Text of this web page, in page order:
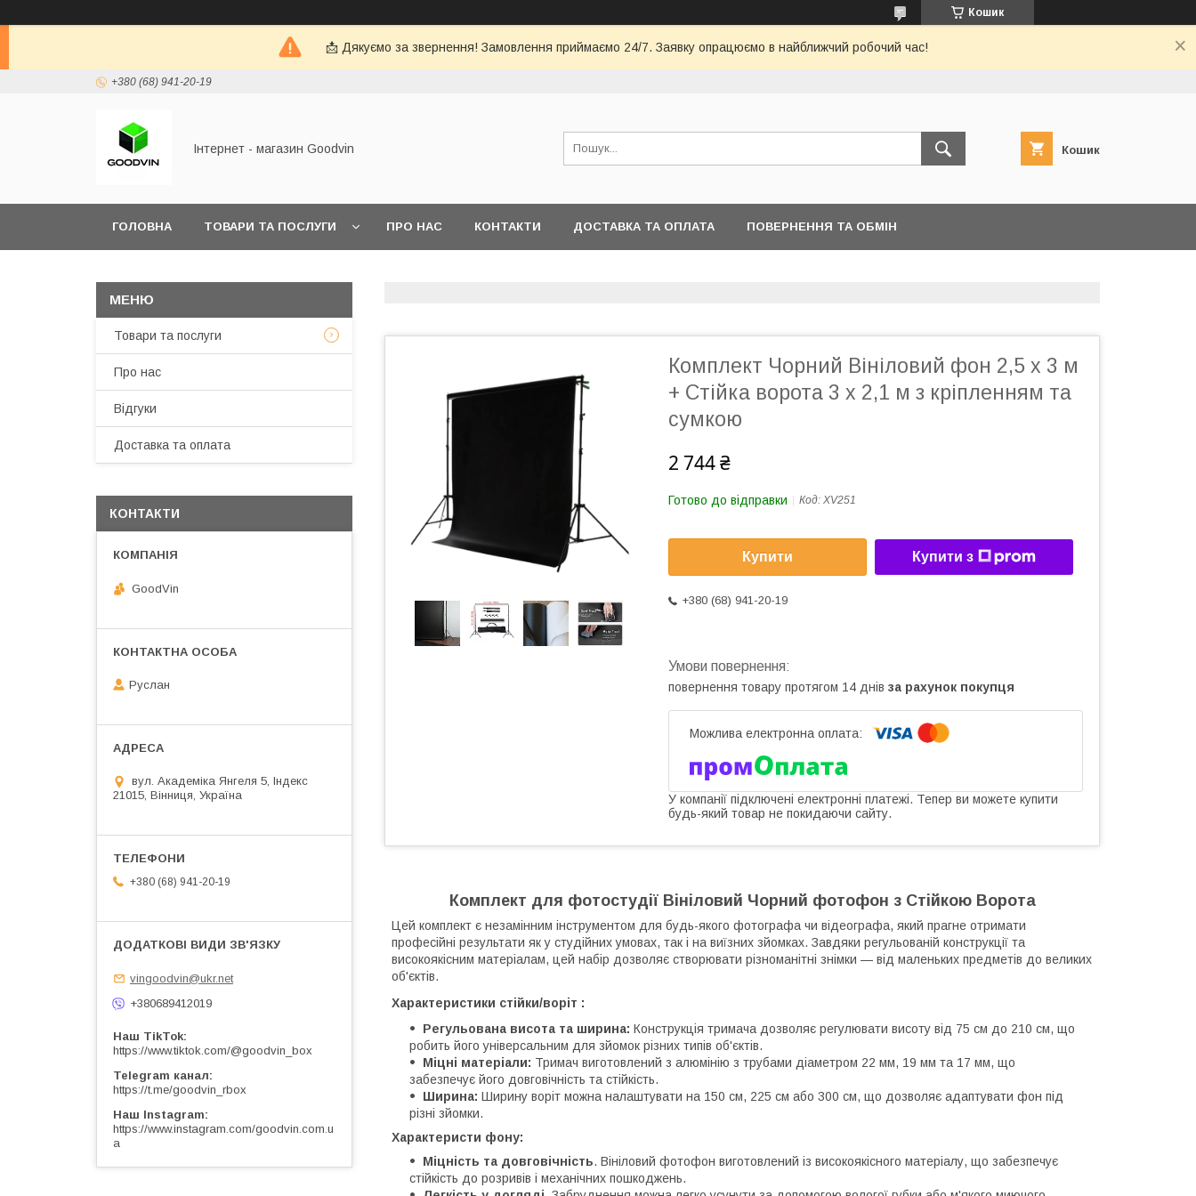
Кошик
📩 Дякуємо за звернення! Замовлення приймаємо 24/7. Заявку опрацюємо в найближчий робочий час!
+380 (68) 941-20-19
Інтернет - магазин Goodvin Кошик
ГОЛОВНА ТОВАРИ ТА ПОСЛУГИ ПРО НАС КОНТАКТИ ДОСТАВКА ТА ОПЛАТА ПОВЕРНЕННЯ ТА ОБМІН
Комплект Чорний Вініловий фон 2,5 х 3 м
+ Стійка ворота 3 х 2,1 м з кріпленням та
сумкою
2 744 ₴
Готово до відправки Код: XV251
Купити Купити з
+380 (68) 941-20-19
повернення товару протягом 14 днів за рахунок покупця
У компанії підключені електронні платежі. Тепер ви можете купити
будь-який товар не покидаючи сайту.
Комплект для фотостудії Вініловий Чорний фотофон з Стійкою Ворота
Цей комплект є незамінним інструментом для будь-якого фотографа чи відеографа, який прагне отримати
професійні результати як у студійних умовах, так і на виїзних зйомках. Завдяки регульованій конструкції та
високоякісним матеріалам, цей набір дозволяє створювати різноманітні знімки — від маленьких предметів до великих
об'єктів.
Характеристики стійки/воріт :
Регульована висота та ширина: Конструкція тримача дозволяє регулювати висоту від 75 см до 210 см, що
робить його універсальним для зйомок різних типів об'єктів.
Міцні матеріали: Тримач виготовлений з алюмінію з трубами діаметром 22 мм, 19 мм та 17 мм, що
забезпечує його довговічність та стійкість.
Ширина: Ширину воріт можна налаштувати на 150 см, 225 см або 300 см, що дозволяє адаптувати фон під
різні зйомки.
Характеристи фону:
Міцність та довговічність. Вініловий фотофон виготовлений із високоякісного матеріалу, що забезпечує
стійкість до розривів і механічних пошкоджень.
Товари та послуги
Про нас
Відгуки
Доставка та оплата
КОНТАКТИ
GoodVin
Руслан
вул. Академіка Янгеля 5, Індекс
21015, Вінниця, Україна
+380 (68) 941-20-19
vingoodvin@ukr.net
+380689412019
Наш TikTok
https://www.tiktok.com/@goodvin_box
Telegram канал
https://t.me/goodvin_rbox
Наш Instagram
https://www.instagram.com/goodvin.com.u
a